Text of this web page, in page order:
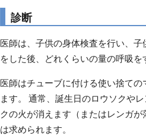
診断
医師は、子供の身体検査を行い、
をした後、どれくらいの量の呼吸
医師はチューブに付ける使い捨て
ます。 通常、誕生日のロウソクや
クの火が消えます（またはレンガ
は求められます。